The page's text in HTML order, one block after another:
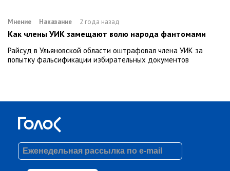
Мнение Наказание 2 года назад
Как члены УИК замещают волю народа фантомами
Райсуд в Ульяновской области оштрафовал члена УИК за
попытку фальсификации избирательных документов